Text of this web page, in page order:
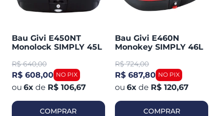
Bau Givi E450NT
Monolock SIMPLY 45L
Fume Traseiro
R$ 640,00
R$ 608,00
6x de R$ 106,67
COMPRAR
Bau Givi E460N
Monokey SIMPLY 46L
Lente Vermelha
Traseiro
R$ 724,00
R$ 687,80
6x de R$ 120,67
COMPRAR